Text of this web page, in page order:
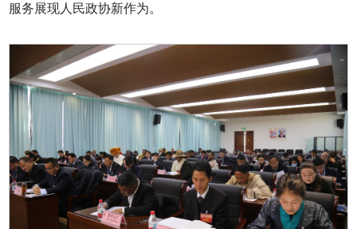
服务展现人民政协新作为。